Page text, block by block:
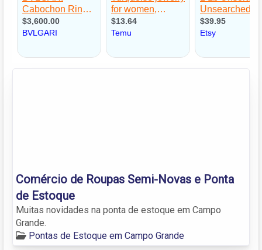
Comércio de Roupas Semi-Novas e Ponta
de Estoque
Muitas novidades na ponta de estoque em Campo
Grande.
Pontas de Estoque em Campo Grande